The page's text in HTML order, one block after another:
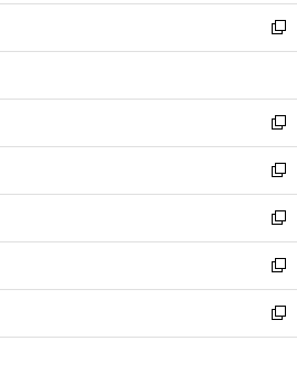
く
ウ
で
開
ン
ド
ウ
開
く
ウ
ィ
ン
ウ
で
開
く
し
い
ウ
ン
ド
ウ
で
開
く
新
し
ウ
ィ
ン
ド
ウ
で
開
く
新
し
い
ウ
ィ
ン
ド
ウ
で
開
新
し
い
ウ
ィ
ン
ド
ウ
新
し
い
ウ
ィ
ン
新
し
い
ウ
新
し